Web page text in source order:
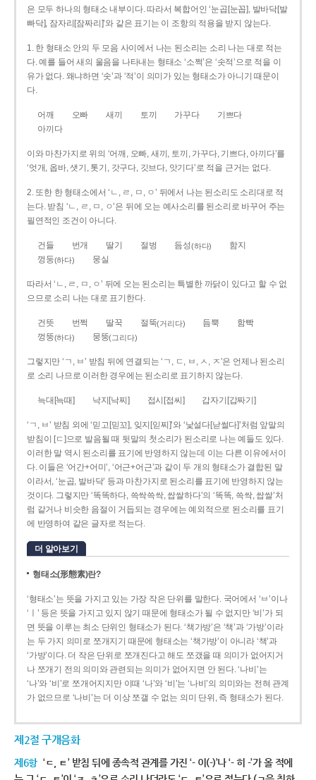
은 모두 하나의 형태소 내부이다. 따라서 복합어인 ‘눈곱[눈꼽], 발바닥[발
빠닥], 잠자리[잠짜리]’와 같은 표기는 이 조항의 적용을 받지 않는다.
1. 한 형태소 안의 두 모음 사이에서 나는 된소리는 소리 나는 대로 적는
다. 예를 들어 새의 울음을 나타내는 형태소 ‘소쩍’은 ‘솟적’으로 적을 이
유가 없다. 왜냐하면 ‘솟’과 ‘적’이 의미가 있는 형태소가 아니기 때문이
다.
어깨 오빠 새끼 토끼 가꾸다
기쁘다
아끼다
이와 마찬가지로 위의 ‘어깨, 오빠, 새끼, 토끼, 가꾸다, 기쁘다, 아끼다’를
‘엇개, 옵바, 샛기, 톳기, 갓구다, 깃브다, 앗기다’로 적을 근거는 없다.
2. 또한 한 형태소에서 ‘ㄴ, ㄹ, ㅁ, ㅇ’ 뒤에서 나는 된소리도 소리대로 적
는다. 받침 ‘ㄴ, ㄹ, ㅁ, ㅇ’은 뒤에 오는 예사소리를 된소리로 바꾸어 주는
필연적인 조건이 아니다.
건들 번개 딸기 절벙 듬성(하다)
함지
껑둥(하다) 뭉실
따라서 ‘ㄴ, ㄹ, ㅁ, ㅇ’ 뒤에 오는 된소리는 특별한 까닭이 있다고 할 수 없
으므로 소리 나는 대로 표기한다.
건뜻 번쩍 딸꾹 절뚝(거리다) 듬뿍
함빡
껑뚱(하다) 뭉뚱(그리다)
그렇지만 ‘ㄱ, ㅂ’ 받침 뒤에 연결되는 ‘ㄱ, ㄷ, ㅂ, ㅅ, ㅈ’은 언제나 된소리
로 소리 나므로 이러한 경우에는 된소리로 표기하지 않는다.
늑대[늑때] 낙지[낙찌] 접시[접씨] 갑자기[갑짜기]
‘ㄱ, ㅂ’ 받침 외에 ‘믿고[믿꼬], 잊지[읻찌]’와 ‘낯설다[낟썰다]’처럼 앞말의
받침이 [ㄷ]으로 발음될 때 뒷말의 첫소리가 된소리로 나는 예들도 있다.
이러한 말 역시 된소리를 표기에 반영하지 않는데 이는 다른 이유에서이
다. 이들은 ‘어간+어미’, ‘어근+어근’과 같이 두 개의 형태소가 결합된 말
이라서, ‘눈곱, 발바닥’ 등과 마찬가지로 된소리를 표기에 반영하지 않는
것이다. 그렇지만 ‘똑똑하다, 쓱싹쓱싹, 쌉쌀하다’의 ‘똑똑, 쓱싹, 쌉쌀’처
럼 같거나 비슷한 음절이 거듭되는 경우에는 예외적으로 된소리를 표기
에 반영하여 같은 글자로 적는다.
더 알아보기
형태소(形態素)란?
‘형태소’는 뜻을 가지고 있는 가장 작은 단위를 말한다. 국어에서 ‘ㅂ’이나
‘ㅣ’ 등은 뜻을 가지고 있지 않기 때문에 형태소가 될 수 없지만 ‘비’가 되
면 뜻을 이루는 최소 단위인 형태소가 된다. ‘책가방’은 ‘책’과 ‘가방’이라
는 두 가지 의미로 쪼개지기 때문에 형태소는 ‘책가방’이 아니라 ‘책’과
‘가방’이다. 더 작은 단위로 쪼개진다고 해도 쪼갰을 때 의미가 없어지거
나 쪼개기 전의 의미와 관련되는 의미가 없어지면 안 된다. ‘나비’는
‘나’와 ‘비’로 쪼개어지지만 이때 ‘나’와 ‘비’는 ‘나비’의 의미와는 전혀 관계
가 없으므로 ‘나비’는 더 이상 쪼갤 수 없는 의미 단위, 즉 형태소가 된다.
제2절 구개음화
제6항 ‘ㄷ, ㅌ’ 받침 뒤에 종속적 관계를 가진 ‘- 이(-)’나 ‘- 히 -’가 올 적에